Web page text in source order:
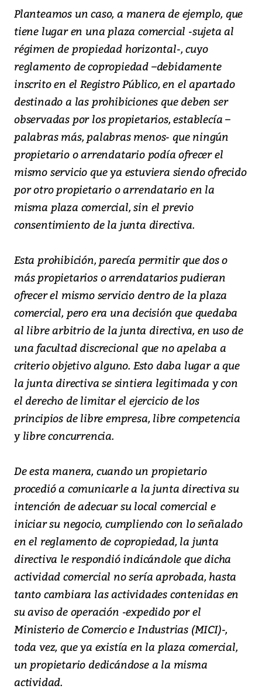
Planteamos un caso, a manera de ejemplo, que
tiene lugar en una plaza comercial -sujeta al
régimen de propiedad horizontal-, cuyo
reglamento de copropiedad –debidamente
inscrito en el Registro Público, en el apartado
destinado a las prohibiciones que deben ser
observadas por los propietarios, establecía –
palabras más, palabras menos- que ningún
propietario o arrendatario podía ofrecer el
mismo servicio que ya estuviera siendo ofrecido
por otro propietario o arrendatario en la
misma plaza comercial, sin el previo
consentimiento de la junta directiva.
Esta prohibición, parecía permitir que dos o
más propietarios o arrendatarios pudieran
ofrecer el mismo servicio dentro de la plaza
comercial, pero era una decisión que quedaba
al libre arbitrio de la junta directiva, en uso de
una facultad discrecional que no apelaba a
criterio objetivo alguno. Esto daba lugar a que
la junta directiva se sintiera legitimada y con
el derecho de limitar el ejercicio de los
principios de libre empresa, libre competencia
y libre concurrencia.
De esta manera, cuando un propietario
procedió a comunicarle a la junta directiva su
intención de adecuar su local comercial e
iniciar su negocio, cumpliendo con lo señalado
en el reglamento de copropiedad, la junta
directiva le respondió indicándole que dicha
actividad comercial no sería aprobada, hasta
tanto cambiara las actividades contenidas en
su aviso de operación -expedido por el
Ministerio de Comercio e Industrias (MICI)-,
toda vez, que ya existía en la plaza comercial,
un propietario dedicándose a la misma
actividad.